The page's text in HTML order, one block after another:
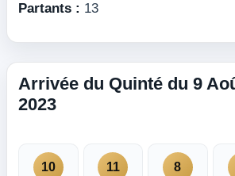
Partants : 13
Arrivée du Quinté du 9
2023
10 11 8